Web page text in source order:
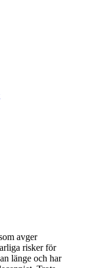
avger
risker för
länge och har